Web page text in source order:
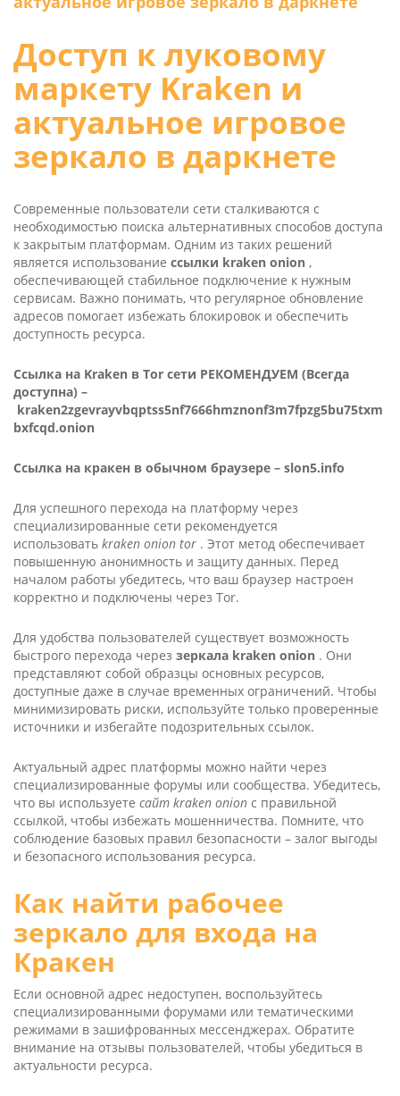
Доступ к луковому
маркету Kra­ken и
актуальное игровое
зеркало в даркнете
Современные пользователи сети сталкиваются с
необходимостью поиска альтернативных способов доступа
к закрытым платформам. Одним из таких решений
является использование ссылки kra­ken oni­on ,
обеспечивающей стабильное подключение к нужным
сервисам. Важно понимать, что регулярное обновление
адресов помогает избежать блокировок и обеспечить
доступность ресурса.
Ссылка на Kra­ken в Tor сети РЕКОМЕНДУЕМ (Всегда
доступна) –
kraken2zgevrayvbqptss5nf7666hmznonf3m7fpzg5bu75txm
bxfcqd.onion
Ссылка на кракен в обычном браузере – slon5.info
Для успешного перехода на платформу через
специализированные сети рекомендуется
использовать kra­ken oni­on tor . Этот метод обеспечивает
повышенную анонимность и защиту данных. Перед
началом работы убедитесь, что ваш браузер настроен
корректно и подключены через Tor.
Для удобства пользователей существует возможность
быстрого перехода через зеркала kra­ken oni­on . Они
представляют собой образцы основных ресурсов,
доступные даже в случае временных ограничений. Чтобы
минимизировать риски, используйте только проверенные
источники и избегайте подозрительных ссылок.
Актуальный адрес платформы можно найти через
специализированные форумы или сообщества. Убедитесь,
что вы используете сайт kra­ken oni­on с правильной
ссылкой, чтобы избежать мошенничества. Помните, что
соблюдение базовых правил безопасности – залог выгоды
и безопасного использования ресурса.
Как найти рабочее
зеркало для входа на
Кракен
Если основной адрес недоступен, воспользуйтесь
специализированными форумами или тематическими
режимами в зашифрованных мессенджерах. Обратите
внимание на отзывы пользователей, чтобы убедиться в
актуальности ресурса.